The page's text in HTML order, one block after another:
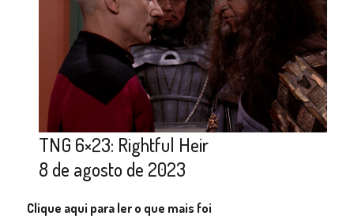
TNG 6×23: Rightful Heir
8 de agosto de 2023
Clique aqui para ler o que mais foi